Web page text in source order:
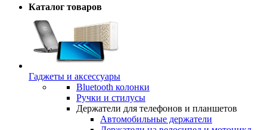
Каталог товаров
Гаджеты и аксессуары
Bluetooth колонки
Ручки и стилусы
Держатели для телефонов и планшетов
Автомобильные держатели